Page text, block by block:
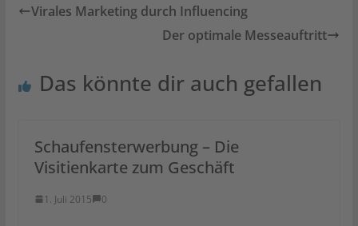
Virales Marketing durch Influencing
Der optimale Messeauftritt
Das könnte dir auch gefallen
Schaufensterwerbung – Die
Visitienkarte zum Geschäft
1. Juli 2015 0